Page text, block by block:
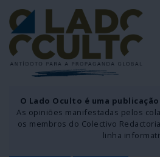
O Lado Oculto é uma
As opiniões manifestadas pelos
os membros do Colectivo
linha